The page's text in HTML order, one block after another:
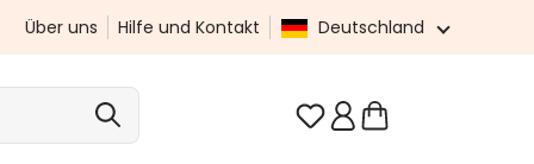
Über uns Hilfe und Kontakt Deutschland
Du hast 0 Produkte